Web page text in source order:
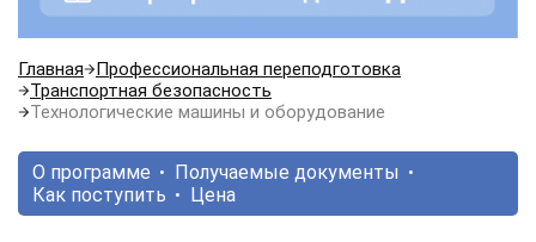
Главная
Профессиональная переподготовка
Транспортная безопасность
Технологические машины и оборудование
О программе
Получаемые документы
Как поступить
Цена